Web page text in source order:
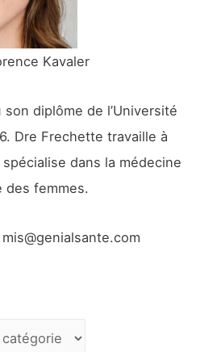
Kavaler
diplôme de l’Université
Dre Frechette travaille à
dans la médecine
des femmes.